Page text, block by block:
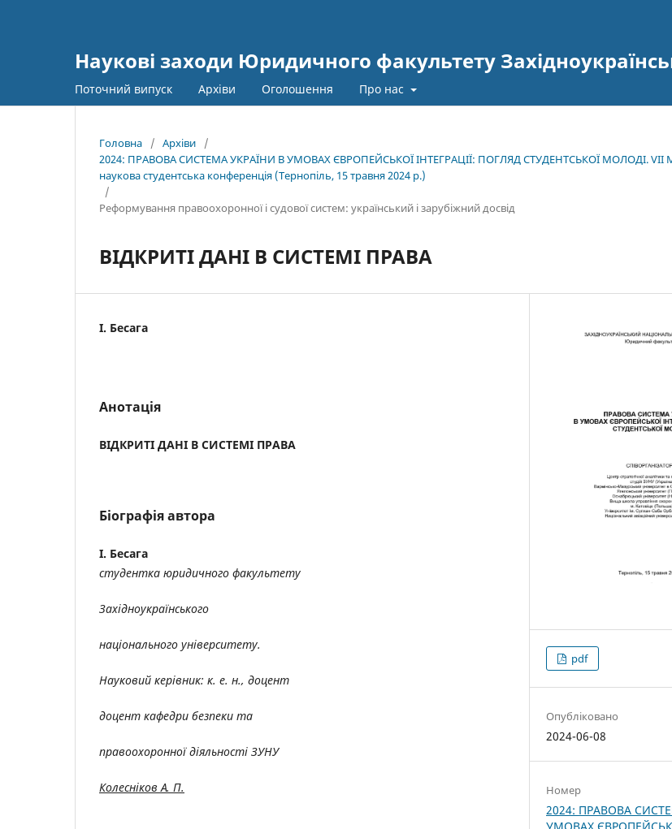
Наукові заходи Юридичного факультету
Поточний випуск Архіви Оголошення Про нас
Головна / Архіви
/
2024: ПРАВОВА СИСТЕМА УКРАЇНИ В УМОВАХ ЄВРОПЕЙСЬКОЇ ІНТЕГРАЦІЇ: ПОГЛЯД СТУДЕНТСЬКОЇ МОЛОДІ. VІІ
наукова студентська конференція (Тернопіль, 15 травня 2024 р.)
/
Реформування правоохоронної і судової систем: український і зарубіжний досвід
ВІДКРИТІ ДАНІ В СИСТЕМІ ПРАВА
І. Бесага
Анотація
ВІДКРИТІ ДАНІ В СИСТЕМІ ПРАВА
Біографія автора
І. Бесага
студентка юридичного факультету
Західноукраїнського
національного університету.
Науковий керівник: к. е. н., доцент
доцент кафедри безпеки та
правоохоронної діяльності ЗУНУ
Колесніков А. П.
pdf
Опубліковано
2024-06-08
Номер
2024: ПРАВОВА
УМОВАХ